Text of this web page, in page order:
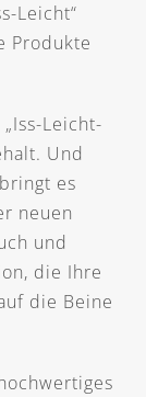
Leicht“
Produkte
Leicht-
Und
es
neuen
und
die Ihre
die Beine